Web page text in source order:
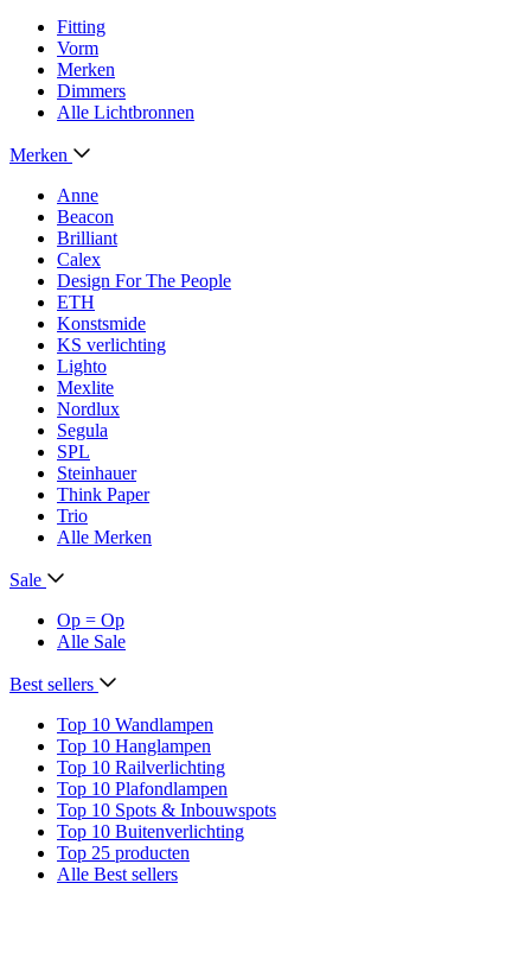
Fitting
Vorm
Merken
Dimmers
Alle Lichtbronnen
Merken
Anne
Beacon
Brilliant
Calex
Design For The People
ETH
Konstsmide
KS verlichting
Lighto
Mexlite
Nordlux
Segula
SPL
Steinhauer
Think Paper
Trio
Alle Merken
Sale
Op = Op
Alle Sale
Best sellers
Top 10 Wandlampen
Top 10 Hanglampen
Top 10 Railverlichting
Top 10 Plafondlampen
Top 10 Spots & Inbouwspots
Top 10 Buitenverlichting
Top 25 producten
Alle Best sellers